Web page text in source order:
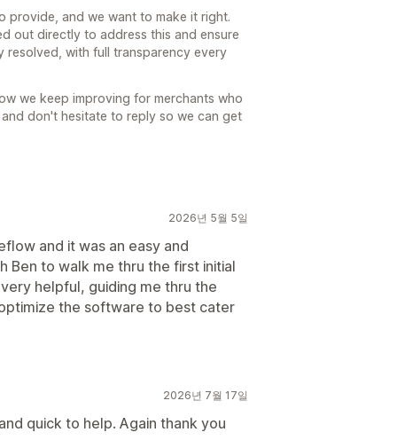
provide, and we want to make it right.
out directly to address this and ensure
resolved, with full transparency every
we keep improving for merchants who
don't hesitate to reply so we can get
2026년 5월 5일
and it was an easy and
Ben to walk me thru the first initial
helpful, guiding me thru the
the software to best cater
2026년 7월 17일
quick to help. Again thank you